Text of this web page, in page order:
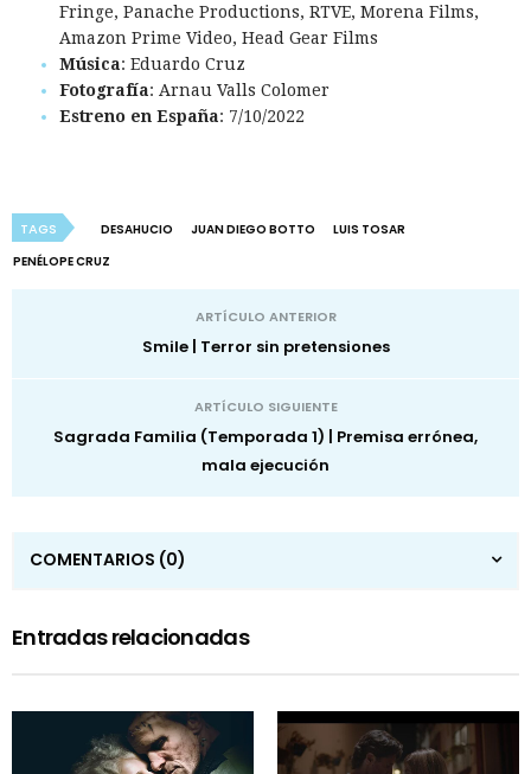
Fringe, Panache Productions, RTVE, Morena Films,
Amazon Prime Video, Head Gear Films
Música: Eduardo Cruz
Fotografía: Arnau Valls Colomer
Estreno en España: 7/10/2022
TAGS DESAHUCIO JUAN DIEGO BOTTO
LUIS TOSAR
PENÉLOPE CRUZ
ARTÍCULO ANTERIOR
Smile | Terror sin pretensiones
ARTÍCULO SIGUIENTE
Sagrada Familia (Temporada 1) | Premisa errónea,
mala ejecución
COMENTARIOS (0)
Entradas relacionadas